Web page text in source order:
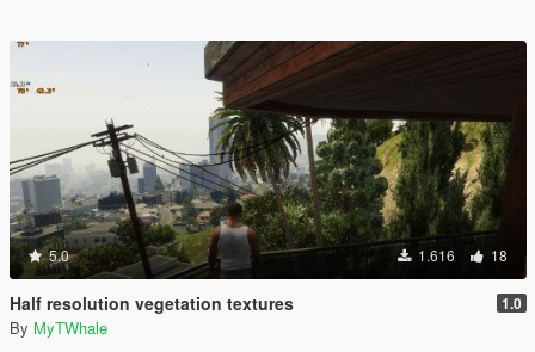
5.0 1.616 18
Half resolution vegetation textures 1.0
By MyTWhale